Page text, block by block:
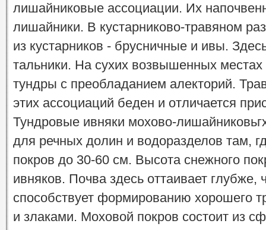
лишайниковые ассоциации. Их
лишайники. В кустарниково-травяном
из кустарников - брусничные и ивы.
тальники. На сухих возвышенных
тундры с преобладанием алекторий.
этих ассоциаций беден и отличается
Тундровые ивняки мохово-
для речных долин и водоразделов там,
покров до 30-60 см. Высота снежного
ивняков. Почва здесь оттаивает
способствует формированию хорошего
и злаками. Моховой покров состоит из